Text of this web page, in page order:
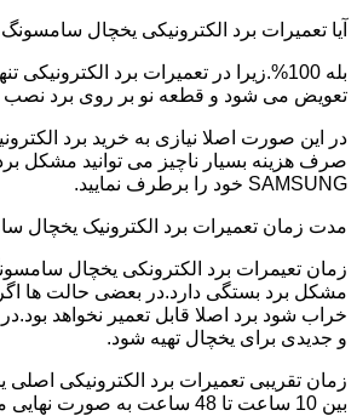
آیا تعمیرات برد الکترونیکی یخچال
بله 100%.زیرا در تعمیرات برد الکترونیکی
تعویض می شود و قطعه نو بر روی برد
در این صورت اصلا نیازی به خرید برد
صرف هزینه بسیار ناچیز می توانید مشکل
SAMSUNG خود را برطرف نمایید.
مدت زمان تعمیرات برد الکترونیک یخچال
زمان تعیمرات برد الکترونکی یخچال
خراب شود برد اصلا قابل تعمیر نخواهد بود.در
و جدیدی برای یخچال تهیه شود.
بین 10 ساعت تا 48 ساعت به صورت نهایی می باشد.